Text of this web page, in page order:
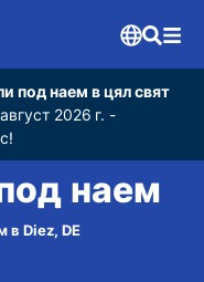
под наем в цял свят
2026 г. -
наем
в Diez, DE